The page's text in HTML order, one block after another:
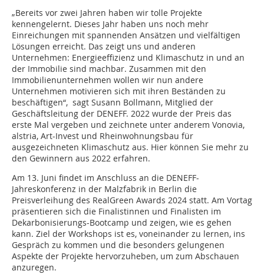
„Bereits vor zwei Jahren haben wir tolle Projekte
kennengelernt. Dieses Jahr haben uns noch mehr
Einreichungen mit spannenden Ansätzen und vielfältigen
Lösungen erreicht. Das zeigt uns und anderen
Unternehmen: Energieeffizienz und Klimaschutz in und an
der Immobilie sind machbar. Zusammen mit den
Immobilienunternehmen wollen wir nun andere
Unternehmen motivieren sich mit ihren Beständen zu
beschäftigen“, sagt Susann Bollmann, Mitglied der
Geschäftsleitung der DENEFF. 2022 wurde der Preis das
erste Mal vergeben und zeichnete unter anderem Vonovia,
alstria, Art-Invest und Rheinwohnungsbau für
ausgezeichneten Klimaschutz aus. Hier können Sie mehr zu
den Gewinnern aus 2022 erfahren.
Am 13. Juni findet im Anschluss an die DENEFF-
Jahreskonferenz in der Malzfabrik in Berlin die
Preisverleihung des RealGreen Awards 2024 statt. Am Vortag
präsentieren sich die Finalistinnen und Finalisten im
Dekarbonisierungs-Bootcamp und zeigen, wie es gehen
kann. Ziel der Workshops ist es, voneinander zu lernen, ins
Gespräch zu kommen und die besonders gelungenen
Aspekte der Projekte hervorzuheben, um zum Abschauen
anzuregen.